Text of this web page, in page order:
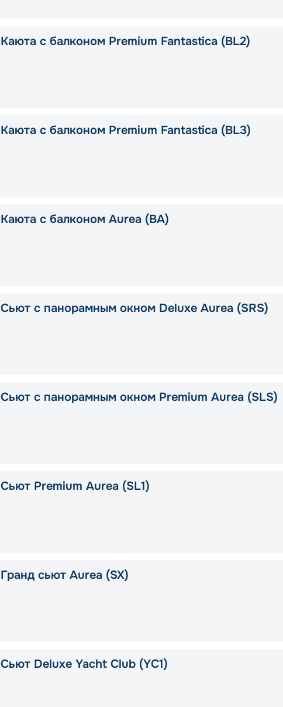
Каюта с балконом Premium Fantastica (BL2)
Каюта с балконом Premium Fantastica (BL3)
Каюта с балконом Aurea (BA)
Сьют с панорамным окном Deluxe Aurea (SRS)
Сьют с панорамным окном Premium Aurea (SLS)
Сьют Premium Aurea (SL1)
Гранд сьют Aurea (SX)
Сьют Deluxe Yacht Club (YC1)